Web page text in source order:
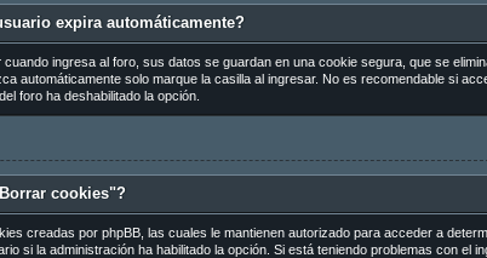
expira automáticamente?
cuando ingresa al foro, sus datos se guardan en una cookie segura, que se
automáticamente solo marque la casilla al ingresar. No es recomendable si
foro ha deshabilitado la opción.
cookies"?
creadas por phpBB, las cuales le mantienen autorizado para acceder a
si la administración ha habilitado la opción. Si está teniendo problemas con el